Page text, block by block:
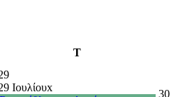
Τ
Ιουλίουx
30